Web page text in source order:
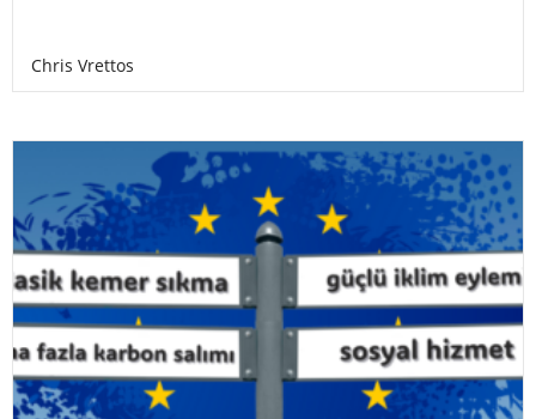
Chris Vrettos